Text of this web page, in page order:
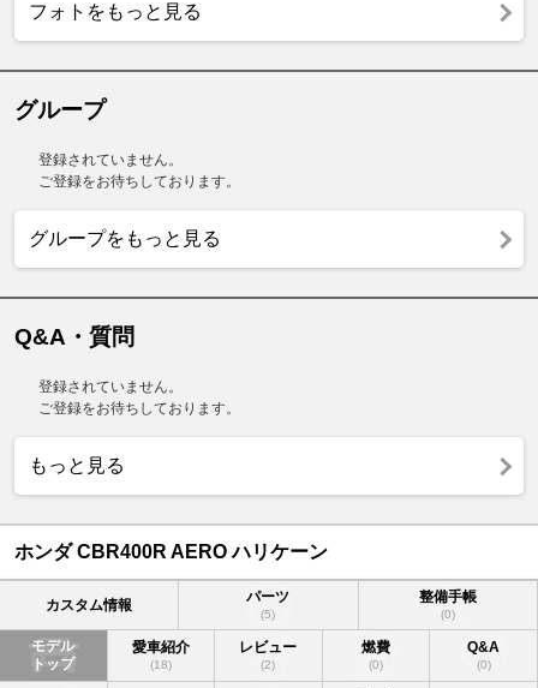
フォトをもっと見る
グループ
登録されていません。
ご登録をお待ちしております。
グループをもっと見る
Q&A・質問
登録されていません。
ご登録をお待ちしております。
もっと見る
ホンダ CBR400R AERO ハリケーン
カスタム情報 パーツ
(5)
整備手帳
(0)
モデル
トップ
愛車紹介
(18)
レビュー
(2)
燃費
(0)
Q&A
(0)